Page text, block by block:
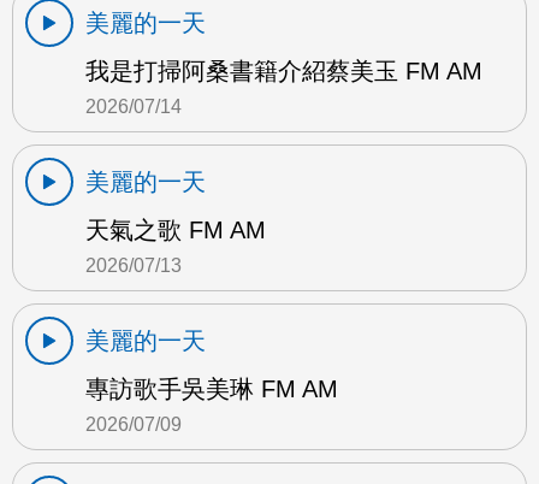
美麗的一天
我是打掃阿桑書籍介紹蔡美玉 FM AM
2026/07/14
美麗的一天
天氣之歌 FM AM
2026/07/13
美麗的一天
專訪歌手吳美琳 FM AM
2026/07/09